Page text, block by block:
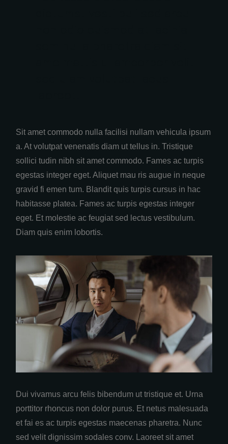
Sit amet commodo nulla facilisi nullam vehicula ipsum
a. At volutpat venenatis diam ut tellus in. Tristique
sollici tudin nibh sit amet commodo. Fames ac turpis
egestas integer eget. Aliquet mau ris augue in neque
gravid fi emen tum. Blandit quis turpis cursus in hac
habitasse platea. Fames ac turpis egestas integer
eget. Et molestie ac feugiat sed lectus vestibulum.
Diam quis enim lobortis.
Dui vivamus arcu felis bibendum ut tristique et. Urna
porttitor rhoncus non dolor purus. Et netus malesuada
et fai es ac turpis egestas maecenas pharetra. Nunc
sed velit dignissim sodales conv. Laoreet sit amet